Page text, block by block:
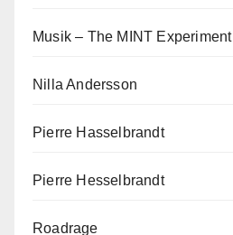
Musik – The MINT Experiment
Nilla Andersson
Pierre Hasselbrandt
Pierre Hesselbrandt
Roadrage